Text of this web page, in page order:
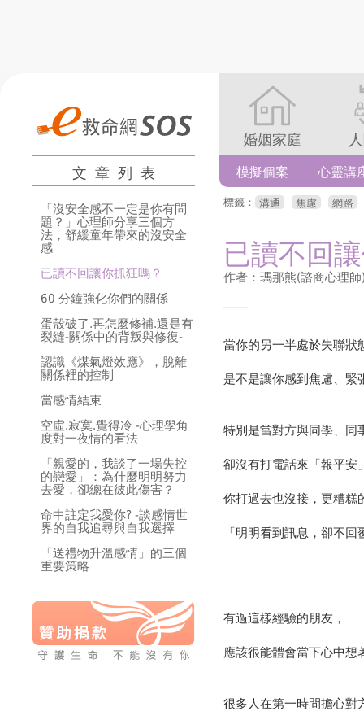
文章列表
「沒安全感不一定是你有問
題？」心理師分享三個方
法，舒緩童年帶來的沒安全
感
已讀不回讓你抓狂嗎？
60 分鐘強化你們的關係
蛋殼破了.再怎麼修補.還是有
裂縫-關係中的背叛與修復-
認識《煤氣燈效應》，脫離
關係裡的控制
當感情結束
空虛.寂寞.覺得冷 -心理學角
度對一夜情的看法
「親愛的，我談了一場失控
的戀愛」：為什麼明明努力
去愛，卻總在彼此傷害？
命中註定我愛你? -談感情世
界的自我追尋與自我選擇
「送禮物升溫感情」的三個
重要策略
婚姻家庭
模擬個案 心靈講
標籤： 溝通 焦慮 網路
已讀不回
作者：瑪那熊(諮商心理師
當你的另一半處於失聯狀
是不是讓你感到焦慮、緊
特別是當對方與同學、同
卻沒有打電話來「報平安
你打過去也沒接，更糟糕
「明明看到訊息，卻不回
有過這樣經驗的朋友，
應該很能體會當下心中想
很多人在第一時間擔心對